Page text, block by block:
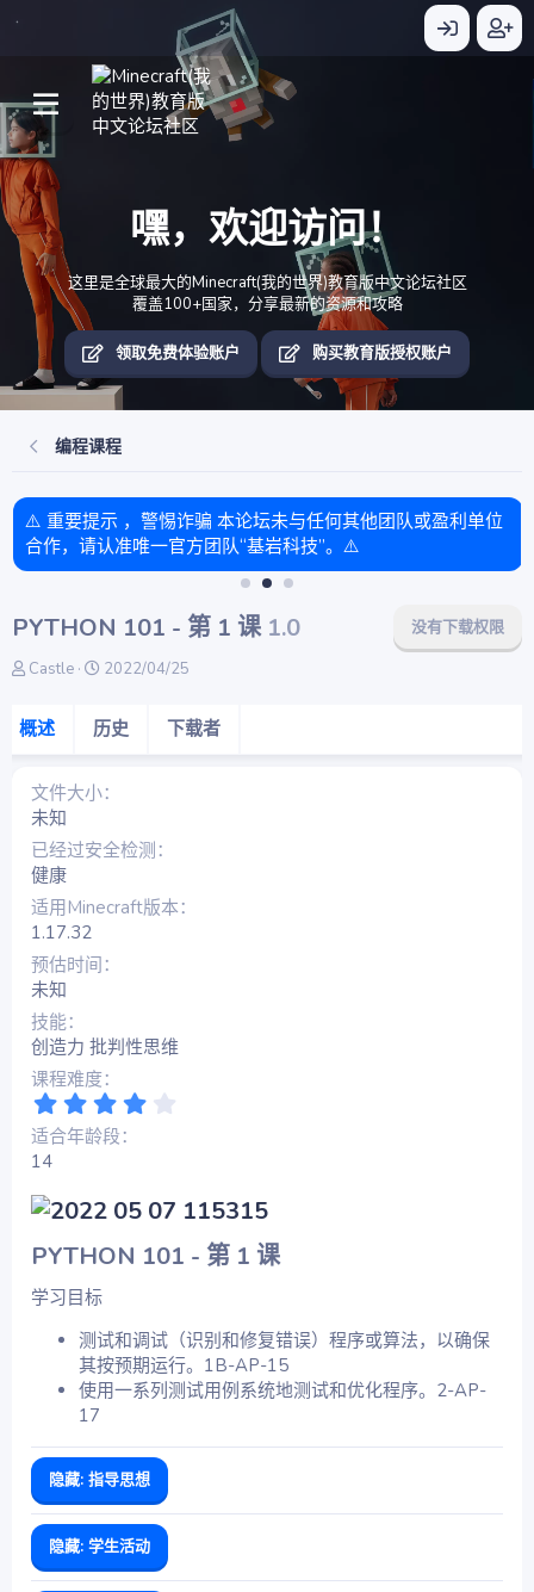
嘿，欢迎访问！
这里是全球最大的Minecraft(我的世界)教育版中文论坛社区
覆盖100+国家，分享最新的资源和攻略
领取免费体验账户 购买教育版授权账户
编程课程
⚠️ 重要提示 ，警惕诈骗 本论坛未与任何其他团队或盈利单位
合作，请认准唯一官方团队“基岩科技”。⚠️
PYTHON 101 - 第 1 课 1.0
没有下载权限
作
Castle
创
期
2022/04/25
概述 历史 下载者
文件大小
未知
已经过安全检测
健康
适用Minecraft版本
1.17.32
预估时间
未知
技能
创造力 批判性思维
课程难度
适合年龄段
14
PYTHON 101 - 第 1 课​
学习目标
测试和调试（识别和修复错误）程序或算法，以确保
其按预期运行。1B-AP-15
使用一系列测试用例系统地测试和优化程序。2-AP-
17
隐藏: 指导思想
隐藏: 学生活动